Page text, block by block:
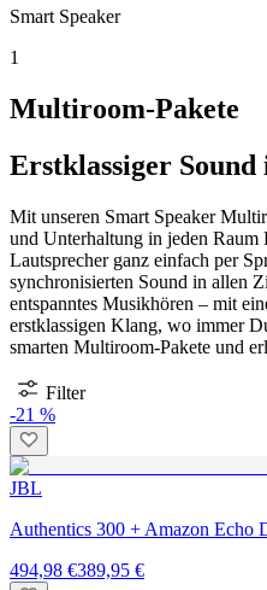
Smart Speaker
1
Multiroom-Pakete
Erstklassiger Sound
Mit unseren Smart Speaker
und Unterhaltung in jeden Raum
Lautsprecher ganz einfach per
synchronisierten Sound in allen
entspanntes Musikhören – mit
erstklassigen Klang, wo immer
smarten Multiroom-Pakete und
Filter
-21 %
JBL
Authentics 300 + Amazon Echo
494,98 €389,95 €